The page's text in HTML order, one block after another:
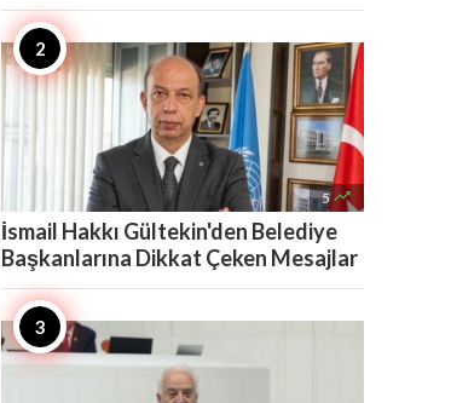
5 
İsmail Hakkı Gültekin'den Belediye
Başkanlarına Dikkat Çeken Mesajlar